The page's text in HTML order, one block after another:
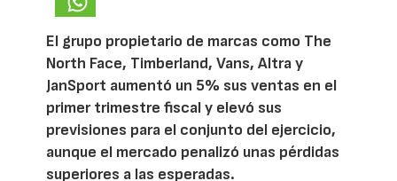
El grupo propietario de marcas como The
North Face, Timberland, Vans, Altra y
JanSport aumentó un 5% sus ventas en el
primer trimestre fiscal y elevó sus
previsiones para el conjunto del ejercicio,
aunque el mercado penalizó unas pérdidas
superiores a las esperadas.